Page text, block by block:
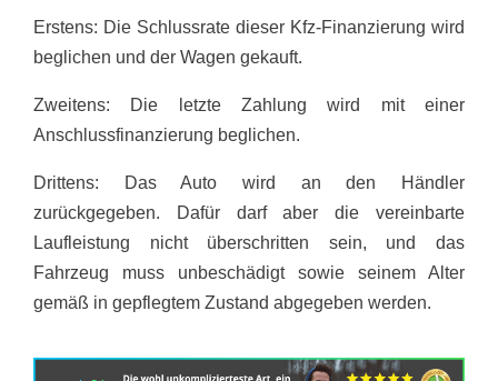
Erstens: Die Schlussrate dieser Kfz-Finanzierung wird
beglichen und der Wagen gekauft.
Zweitens: Die letzte Zahlung wird mit einer
Anschlussfinanzierung beglichen.
Drittens: Das Auto wird an den Händler
zurückgegeben. Dafür darf aber die vereinbarte
Laufleistung nicht überschritten sein, und das
Fahrzeug muss unbeschädigt sowie seinem Alter
gemäß in gepflegtem Zustand abgegeben werden.